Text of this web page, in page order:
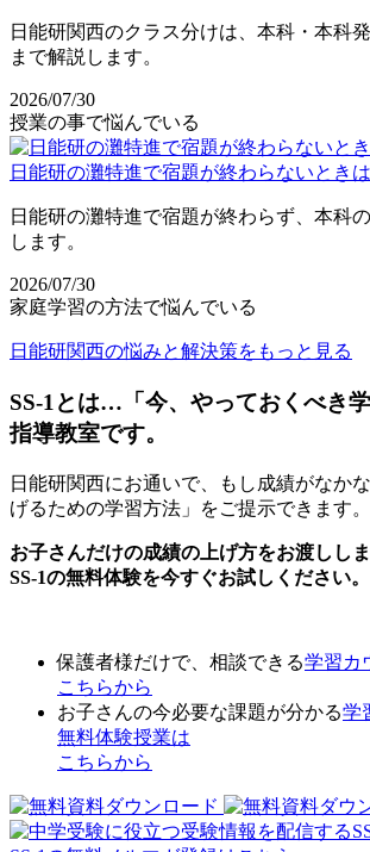
日能研関西のクラス分けは、本科・本科
まで解説します。
2026/07/30
授業の事で悩んでいる
日能研の灘特進で宿題が終わらないとき
日能研の灘特進で宿題が終わらず、本科
します。
2026/07/30
家庭学習の方法で悩んでいる
日能研関西の悩みと解決策をもっと見る
SS-1とは…「今、やっておくべき
指導教室です。
日能研関西にお通いで、もし成績がなか
げるための学習方法」をご提示できます
お子さんだけの成績の上げ方をお渡ししま
SS-1の無料体験を今すぐお試しください。
保護者様だけで、相談できる学習カ
こちらから
お子さんの今必要な課題が分かる学
無料体験授業は
こちらから